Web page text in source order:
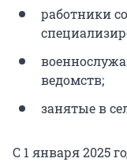
работники
ведомств;
занятые в
С 1 января 2025